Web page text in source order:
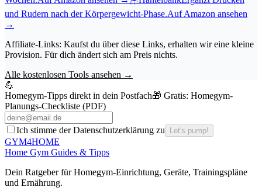
und Rudern nach der Körpergewicht-Phase.Auf Amazon ansehen
→
Affiliate-Links: Kaufst du über diese Links, erhalten wir eine kleine
Provision. Für dich ändert sich am Preis nichts.
Alle kostenlosen Tools ansehen →
💪
Homegym-Tipps direkt in dein Postfach🎁 Gratis: Homegym-
Planungs-Checkliste (PDF)
Ich stimme der Datenschutzerklärung zu Let's pump!
GYM4HOME
Home Gym Guides & Tipps
Dein Ratgeber für Homegym-Einrichtung, Geräte, Trainingspläne
und Ernährung.